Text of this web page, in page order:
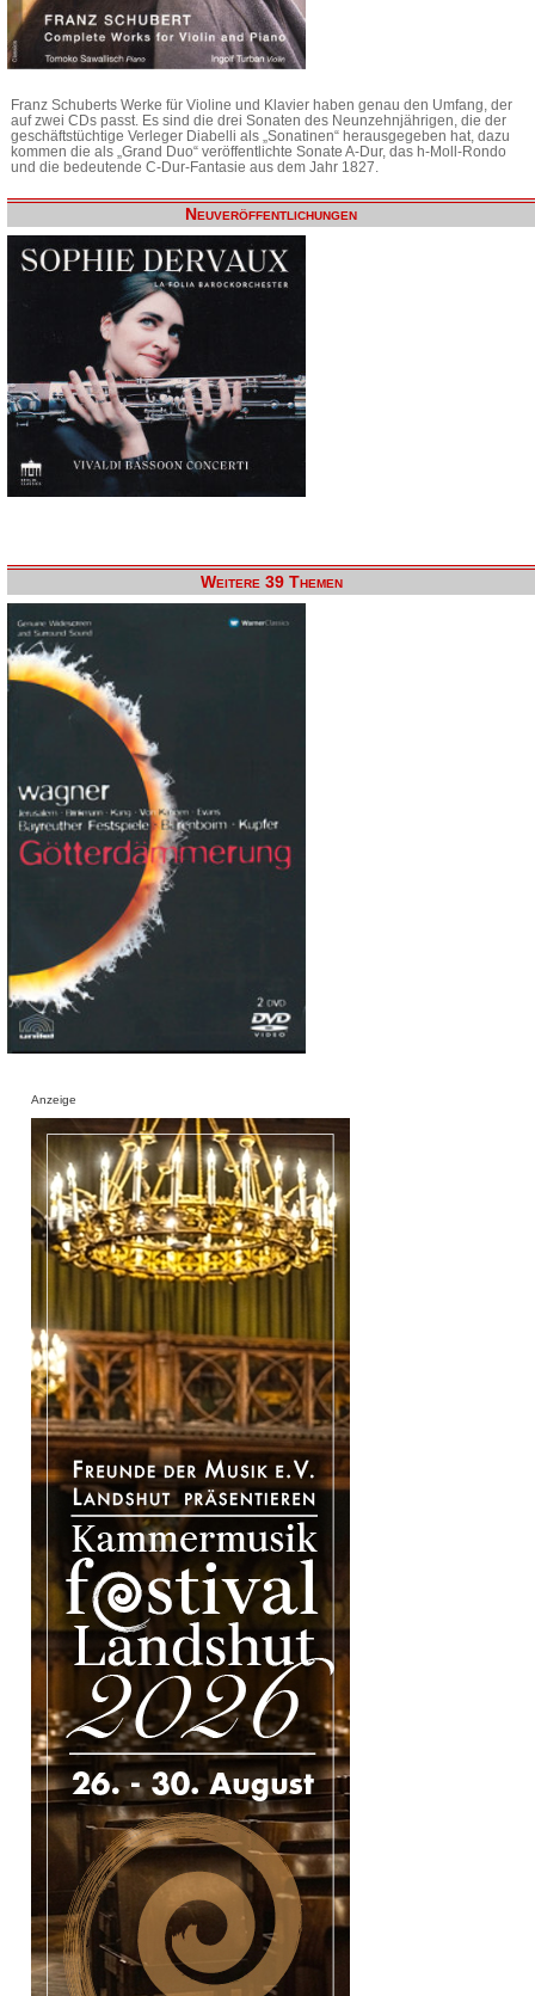
Franz Schuberts Werke für Violine und Klavier haben genau den Umfang, der
auf zwei CDs passt. Es sind die drei Sonaten des Neunzehnjährigen, die der
geschäftstüchtige Verleger Diabelli als „Sonatinen“ herausgegeben hat, dazu
kommen die als „Grand Duo“ veröffentlichte Sonate A-Dur, das h-Moll-Rondo
und die bedeutende C-Dur-Fantasie aus dem Jahr 1827.
Neuveröffentlichungen
Weitere 39 Themen
Anzeige